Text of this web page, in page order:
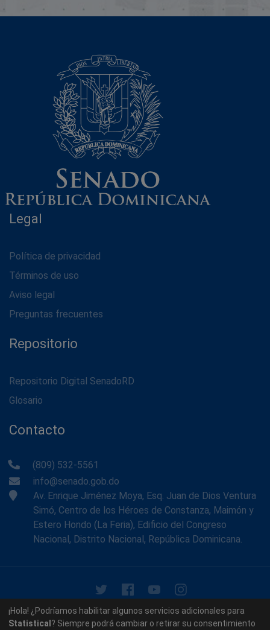
Legal
Política de privacidad
Términos de uso
Aviso legal
Preguntas frecuentes
Repositorio
Repositorio Digital SenadoRD
Glosario
Contacto
(809) 532-5561
info@senado.gob.do
Av. Enrique Jiménez Moya, Esq. Juan de Dios Ventura
Simó, Centro de los Héroes de Constanza, Maimón y
Estero Hondo (La Feria), Edificio del Congreso
Nacional, Distrito Nacional, República Dominicana.
© 2026 - Memoria Histórica del Senado de la República
Dominicana. Todos los derechos reservados.
¡Hola! ¿Podríamos habilitar algunos servicios adicionales para
Statistical ? Siempre podrá cambiar o retirar su consentimiento